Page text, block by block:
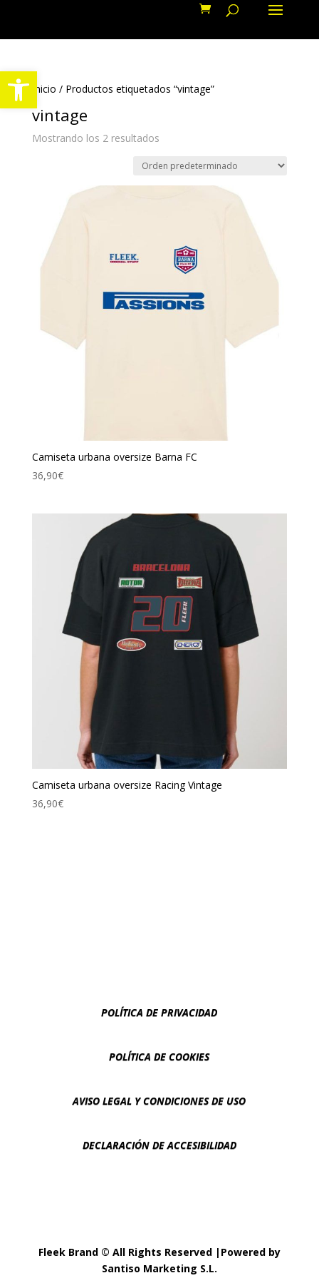
Abrir barra de herramientas
Inicio / Productos etiquetados “vintage”
vintage
Mostrando los 2 resultados
Camiseta urbana oversize Barna FC
36,90€
Camiseta urbana oversize Racing Vintage
36,90€
POLÍTICA DE PRIVACIDAD
POLÍTICA DE COOKIES
AVISO LEGAL Y CONDICIONES DE USO
DECLARACIÓN DE ACCESIBILIDAD
Fleek Brand © All Rights Reserved |Powered by
Santiso Marketing S.L.